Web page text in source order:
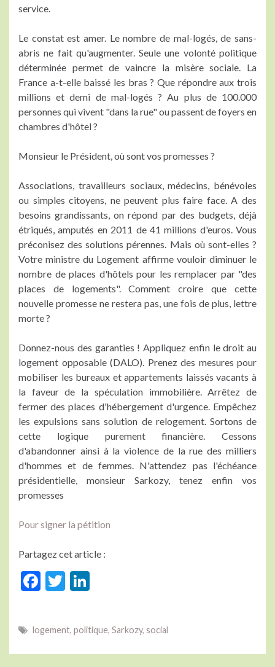
service.
Le constat est amer. Le nombre de mal-logés, de sans-
abris ne fait qu'augmenter. Seule une volonté politique
déterminée permet de vaincre la misère sociale. La
France a-t-elle baissé les bras ? Que répondre aux trois
millions et demi de mal-logés ? Au plus de 100.000
personnes qui vivent "dans la rue" ou passent de foyers en
chambres d'hôtel ?
Monsieur le Président, où sont vos promesses ?
Associations, travailleurs sociaux, médecins, bénévoles
ou simples citoyens, ne peuvent plus faire face. A des
besoins grandissants, on répond par des budgets, déjà
étriqués, amputés en 2011 de 41 millions d'euros. Vous
préconisez des solutions pérennes. Mais où sont-elles ?
Votre ministre du Logement affirme vouloir diminuer le
nombre de places d'hôtels pour les remplacer par "des
places de logements". Comment croire que cette
nouvelle promesse ne restera pas, une fois de plus, lettre
morte ?
Donnez-nous des garanties ! Appliquez enfin le droit au
logement opposable (DALO). Prenez des mesures pour
mobiliser les bureaux et appartements laissés vacants à
la faveur de la spéculation immobilière. Arrêtez de
fermer des places d'hébergement d'urgence. Empêchez
les expulsions sans solution de relogement. Sortons de
cette logique purement financière. Cessons
d'abandonner ainsi à la violence de la rue des milliers
d'hommes et de femmes. N'attendez pas l'échéance
présidentielle, monsieur Sarkozy, tenez enfin vos
promesses
Pour signer la pétition
Partagez cet article :
F
b
o
T
itt
er
ke
dI
n
logement, politique, Sarkozy, social